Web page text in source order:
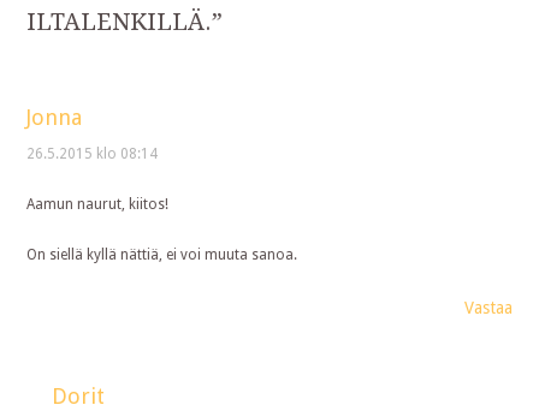
ILTALENKILLÄ.”
Jonna
26.5.2015 klo 08:14
Aamun naurut, kiitos!
On siellä kyllä nättiä, ei voi muuta sanoa.
Vastaa
Dorit